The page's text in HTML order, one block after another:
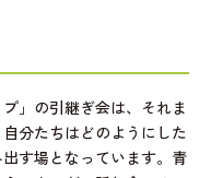
」の引継ぎ会は、それま
分たちはどのようにした
す場となっています。青